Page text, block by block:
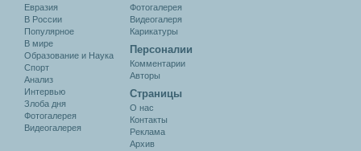
Евразия
В России
Популярное
В мире
Образование и Наука
Спорт
Анализ
Интервью
Злоба дня
Фотогалерея
Видеогалерея
Фотогалерея
Видеогалеря
Карикатуры
Персоналии
Комментарии
Авторы
Cтраницы
О нас
Контакты
Реклама
Архив